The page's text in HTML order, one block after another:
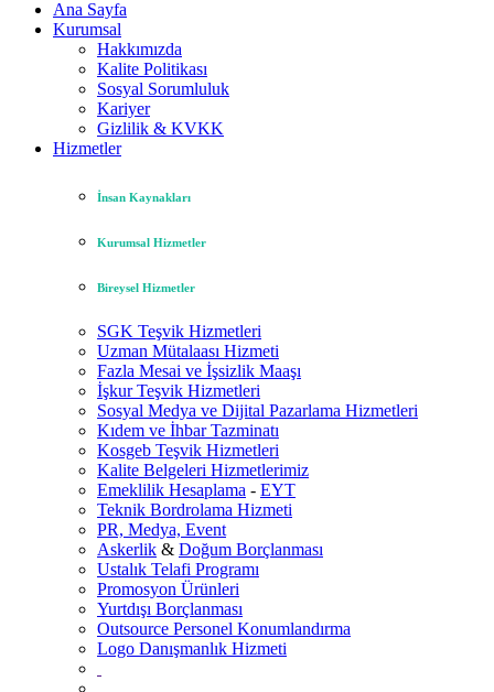
Ana Sayfa
Kurumsal
Hakkımızda
Kalite Politikası
Sosyal Sorumluluk
Kariyer
Gizlilik & KVKK
Hizmetler
İnsan Kaynakları
Kurumsal Hizmetler
Bireysel Hizmetler
SGK Teşvik Hizmetleri
Uzman Mütalaası Hizmeti
Fazla Mesai ve İşsizlik Maaşı
İşkur Teşvik Hizmetleri
Sosyal Medya ve Dijital Pazarlama Hizmetleri
Kıdem ve İhbar Tazminatı
Kosgeb Teşvik Hizmetleri
Kalite Belgeleri Hizmetlerimiz
Emeklilik Hesaplama - EYT
Teknik Bordrolama Hizmeti
PR, Medya, Event
Askerlik & Doğum Borçlanması
Ustalık Telafi Programı
Promosyon Ürünleri
Yurtdışı Borçlanması
Outsource Personel Konumlandırma
Logo Danışmanlık Hizmeti